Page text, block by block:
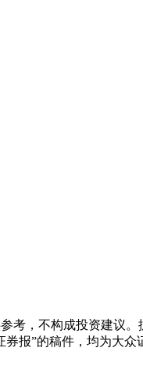
考，不构成投资建议。
报”的稿件，均为大